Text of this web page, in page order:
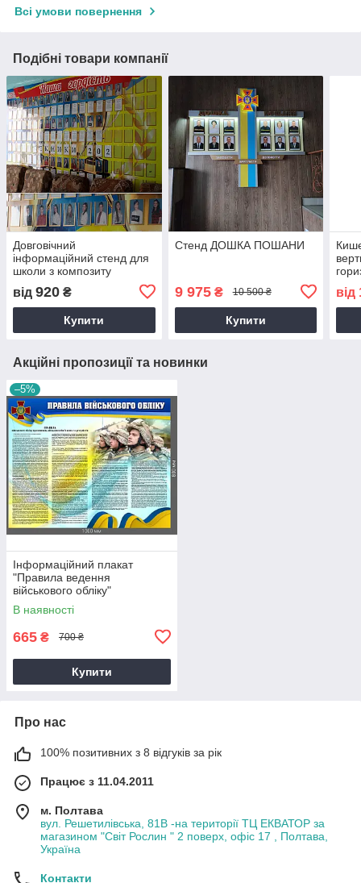
Всі умови повернення
Подібні товари компанії
Довговічний
інформаційний стенд для
школи з композиту
від 920 ₴
Купити
Стенд ДОШКА ПОШАНИ
9 975₴ 10 500 ₴
Купити
від
Акційні пропозиції та новинки
–5%
Інформаційний плакат
"Правила ведення
військового обліку"
В наявності
665 ₴ 700 ₴
Купити
Про нас
100% позитивних з 8 відгуків за рік
Працює з 11.04.2011
м. Полтава
вул. Решетилівська, 81В -на території ТЦ ЕКВАТОР за
магазином "Світ Рослин " 2 поверх, офіс 17 , Полтава,
Україна
Контакти